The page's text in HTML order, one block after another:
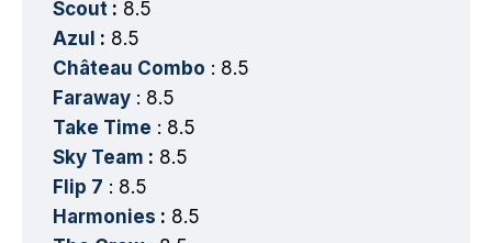
Scout : 8.5
Azul : 8.5
Château Combo : 8.5
Faraway : 8.5
Take Time : 8.5
Sky Team : 8.5
Flip 7 : 8.5
Harmonies : 8.5